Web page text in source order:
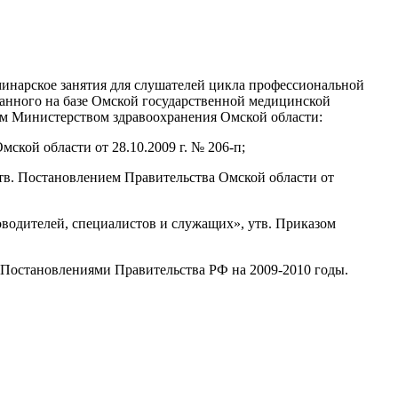
занятия для слушателей цикла профессиональной
на базе Омской государственной медицинской
здравоохранения Омской области:
области от 28.10.2009 г. № 206-п;
Постановлением Правительства Омской области от
специалистов и служащих», утв. Приказом
Правительства РФ на 2009-2010 годы.